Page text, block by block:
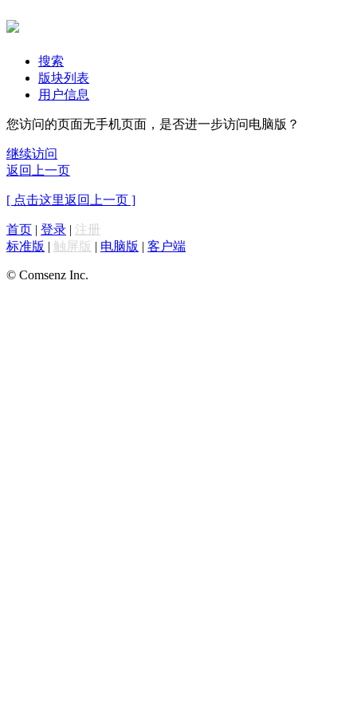
搜索
版块列表
用户信息
您访问的页面无手机页面，是否进一步访问电脑版？
继续访问
返回上一页
[ 点击这里返回上一页 ]
首页 | 登录 | 注册
标准版 | 触屏版 | 电脑版 | 客户端
© Comsenz Inc.